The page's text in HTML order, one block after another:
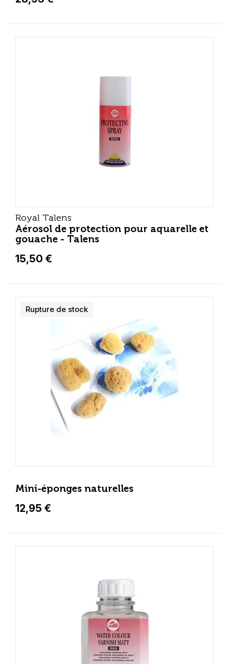
Royal Talens
Aérosol de protection pour aquarelle et
gouache - Talens
15,50 €
Mini-éponges naturelles
12,95 €
Rupture de stock